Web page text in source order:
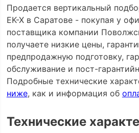
Продается вертикальный
EK-X в Саратове - покупая у
поставщика компании
получаете низкие цены,
предпродажную подготовку,
обслуживание и пост-
Подробные технические
ниже, как и информация об
Технические